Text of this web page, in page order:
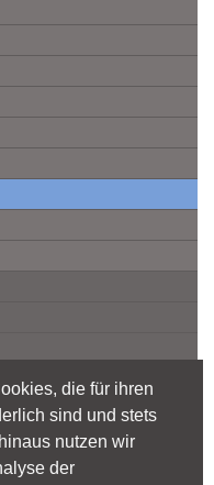
die für ihren
sind und stets
nutzen wir
der